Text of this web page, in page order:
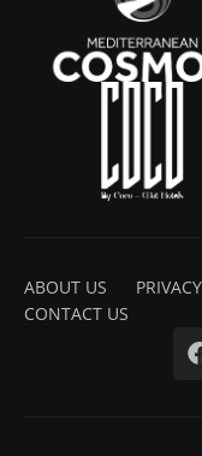
ABOUT US
CONTACT US